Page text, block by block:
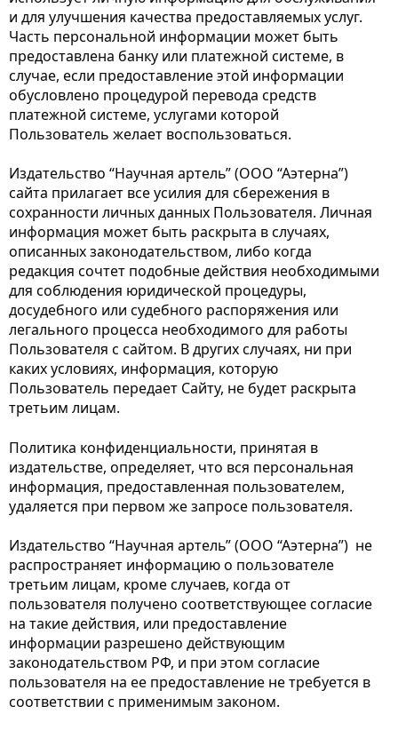
и для улучшения качества предоставляемых услуг.
Часть персональной информации может быть
предоставлена банку или платежной системе, в
случае, если предоставление этой информации
обусловлено процедурой перевода средств
платежной системе, услугами которой
Пользователь желает воспользоваться.
Издательство “Научная артель” (ООО “Аэтерна”)
сайта прилагает все усилия для сбережения в
сохранности личных данных Пользователя. Личная
информация может быть раскрыта в случаях,
описанных законодательством, либо когда
редакция сочтет подобные действия необходимыми
для соблюдения юридической процедуры,
досудебного или судебного распоряжения или
легального процесса необходимого для работы
Пользователя с сайтом. В других случаях, ни при
каких условиях, информация, которую
Пользователь передает Сайту, не будет раскрыта
третьим лицам.
Политика конфиденциальности, принятая в
издательстве, определяет, что вся персональная
информация, предоставленная пользователем,
удаляется при первом же запросе пользователя.
Издательство “Научная артель” (ООО “Аэтерна”) не
распространяет информацию о пользователе
третьим лицам, кроме случаев, когда от
пользователя получено соответствующее согласие
на такие действия, или предоставление
информации разрешено действующим
законодательством РФ, и при этом согласие
пользователя на ее предоставление не требуется в
соответствии с применимым законом.